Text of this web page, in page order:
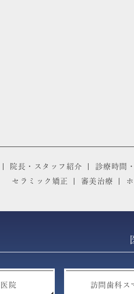
院長・スタッフ紹介 診療時間
セラミック矯正
審美治療
院 訪問歯科ス